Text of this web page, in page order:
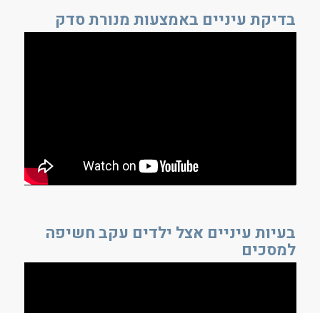
בדיקת עיניים באמצעות מנורת סדק
בעיות עיניים אצל ילדים עקב חשיפה
למסכים